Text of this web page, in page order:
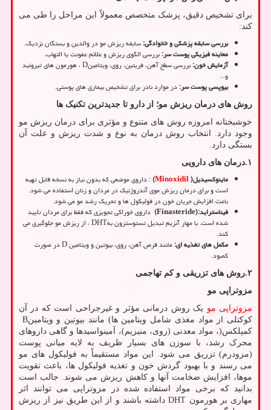
برای تشخیص دقیق، پزشک متخصص معمولاً این مراحل را طی می
کند:
بررسی سابقه پزشکی و خانوادگی:سابقه ریزش مو در والدین و بستگان نزدیک.
معاینه فیزیکی پوست سر:بررسی الگوی ریزش و علائم عفونت یا التهاب.
آزمایش خون:بررسی سطح آهن، فریتین، روی، ویتامینD، هورمون های تیروئید
و...
بیوپسی پوست سر:در موارد نادر برای تشخیص بیماری های پوستی.
روش های درمان ریزش مو؛ از دارو تا جدیدترین تکنیک ها
خوشبختانه امروزه روش های متنوع و مؤثری برای درمان ریزش مو
وجود دارد. انتخاب روش درمان به نوع و شدت ریزش و علت آن
بستگی دارد.
۱ .درمان های دارویی
ماینوکسیدیل)
Minoxidil
(: داروی موضعی که بدون نیاز به نسخه قابل تهیه
است و برای درمان ریزش موی آندروژنیک در مردان و زنان استفاده می شود.
باعث افزایش جریان خون در فولیکول ها و تحریک رشد مو می شود.
فیناستراید(Finasteride): داروی خوراکی تجویزی که فقط برای مردان تأیید
شده است. با مهار آنزیم تبدیل تستوسترون بهDHT، از ریزش مو جلوگیری می
کند.
مکمل های تغذیه ای:مانند قرص آهن، روی، بیوتین و ویتامینDدر صورت
کمبود.
۲.روش های تزریقی و کم تهاجمی
مزوتراپی مو
مزوتراپی مو یک روش درمانی مؤثر و غیرجراحی است که در آن
کوکتلی از مواد مغذی شامل ویتامین ها( مانند بیوتین و ویتامینB
کمپلکس)، مواد معدنی (روی، منیزیم)، آمینواسیدها و گاهی داروهای
محرک رشد، با سوزن های بسیار ظریف به لایه میانی پوست
(مزودرم) تزریق می شود. این مواد مستقیماً به فولیکول های مو
می رسند و با بهبود گردش خون و تغذیه فولیکول ها، باعث تقویت
موها، افزایش ضخامت آنها و کاهش ریزش می شوند. جالب است
بدانید که برخی مواد استفاده شده در مزوتراپی می توانند اثر
مهاری بر هورمون DHT داشته باشند و از این طریق نیز از ریزش